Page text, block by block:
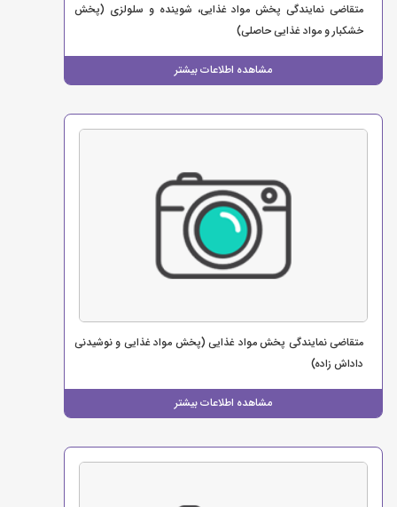
مشاهده اطلاعات بیشتر
متقاضی نمایندگی پخش مواد غذایی، شوینده و سلولزی (پخش
خشکبار و مواد غذایی حاصلی)
مشاهده اطلاعات بیشتر
متقاضی نمایندگی پخش مواد غذایی (پخش مواد غذایی و نوشیدنی
داداش زاده)